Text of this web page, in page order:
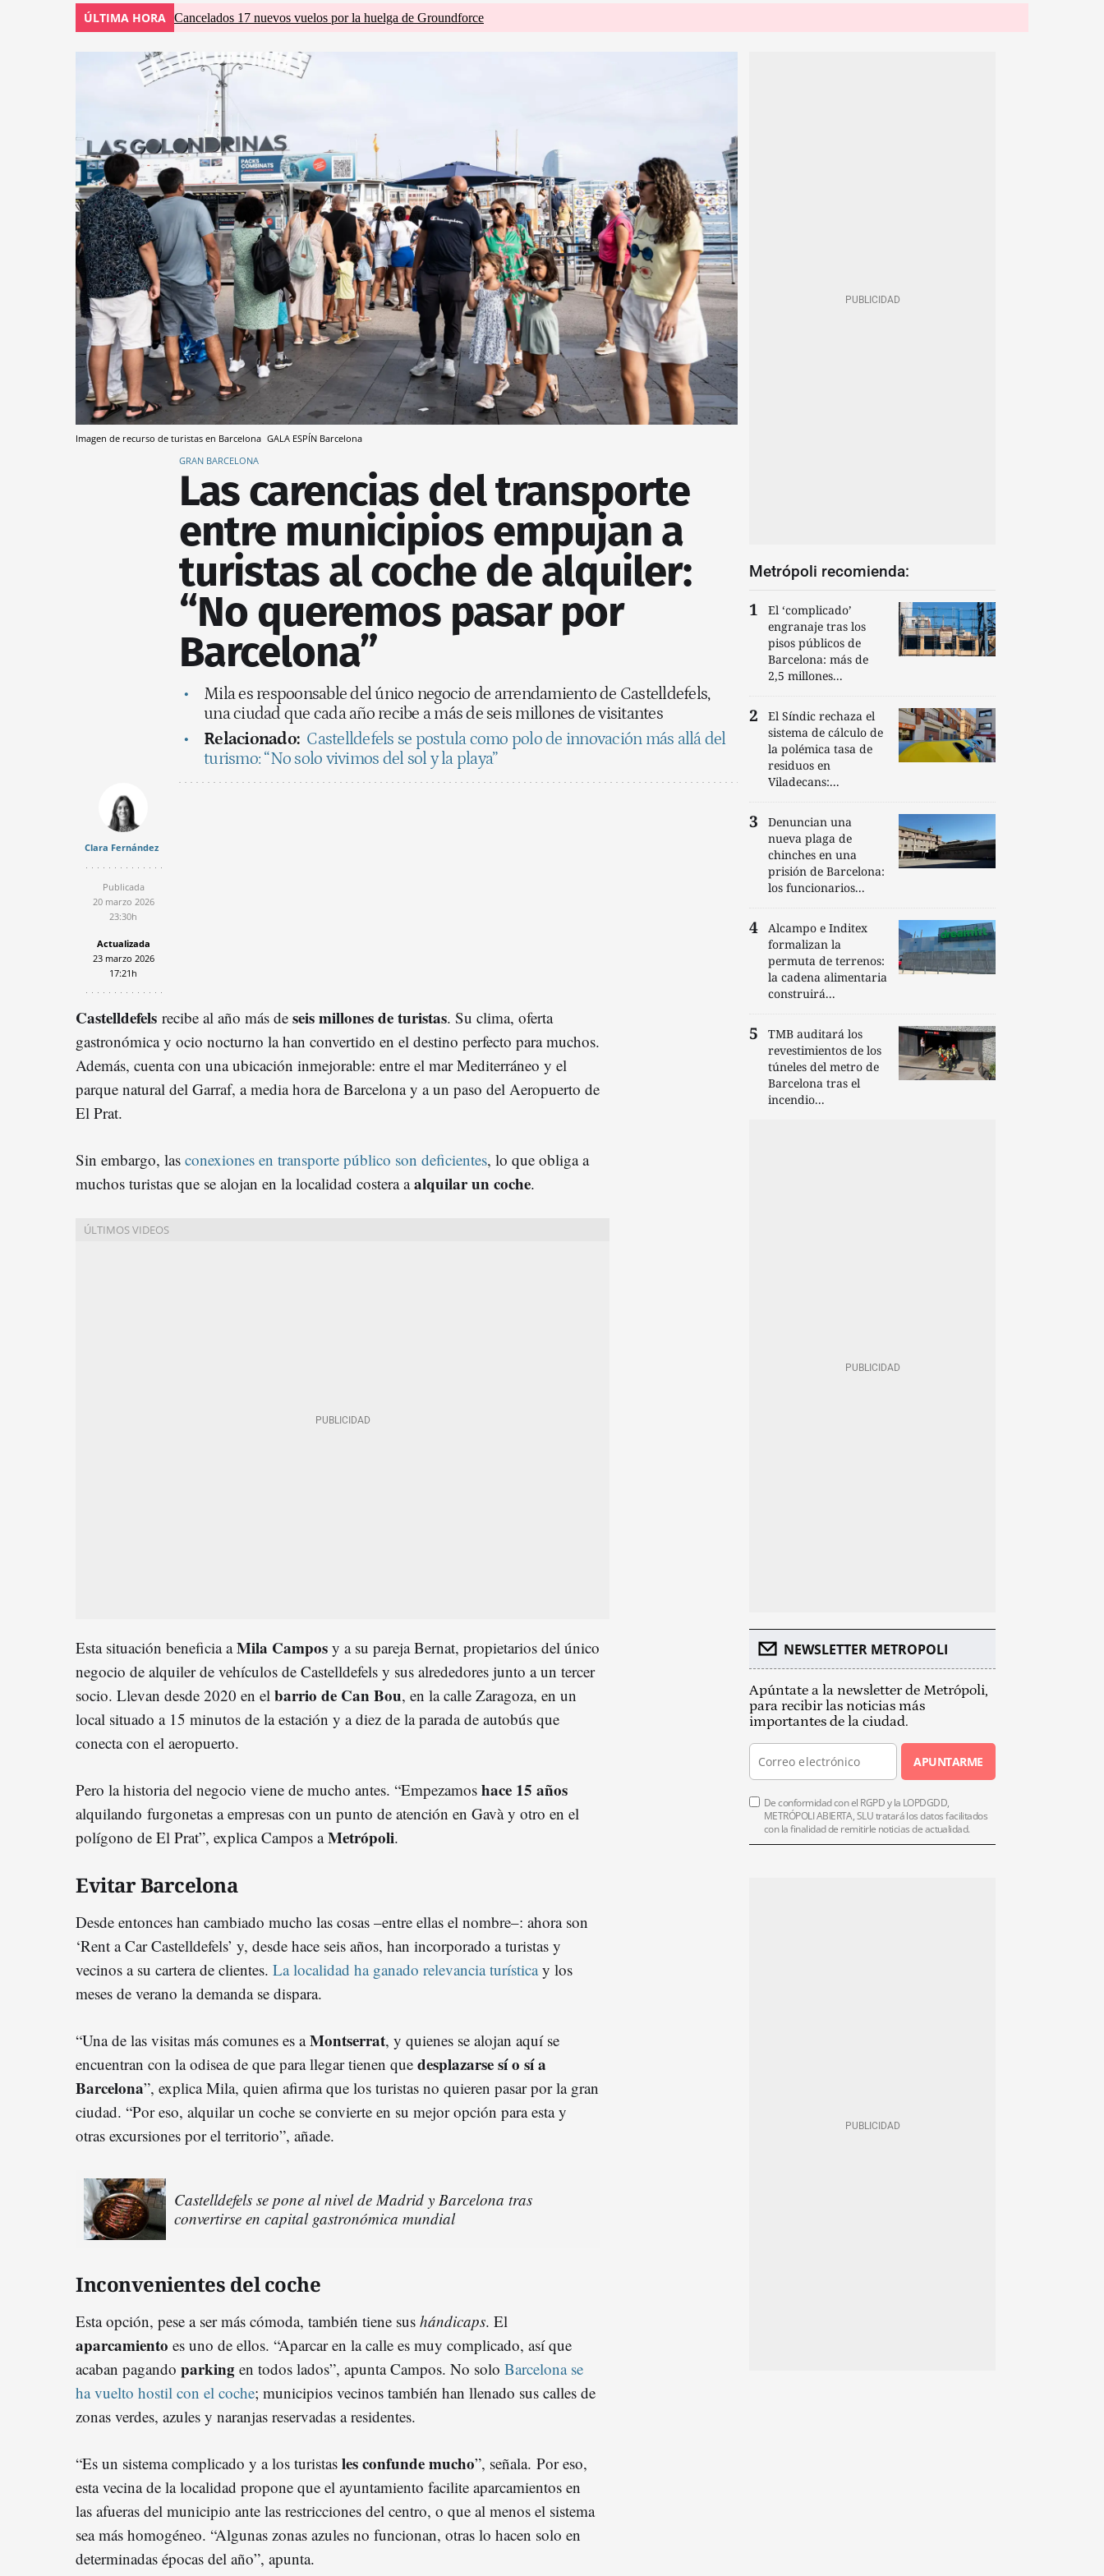
ÚLTIMA HORA Cancelados 17 nuevos vuelos por la huelga de Groundforce
Imagen de recurso de turistas en Barcelona GALA ESPÍN Barcelona
GRAN BARCELONA
Las carencias del transporte
entre municipios empujan a
turistas al coche de alquiler:
“No queremos pasar por
Barcelona”
Mila es respoonsable del único negocio de arrendamiento de Castelldefels,
una ciudad que cada año recibe a más de seis millones de visitantes
Relacionado: Castelldefels se postula como polo de innovación más allá del
turismo: “No solo vivimos del sol y la playa”
Clara Fernández
Publicada
20 marzo 2026
23:30h
Actualizada
23 marzo 2026
17:21h
Castelldefels recibe al año más de seis millones de turistas. Su clima, oferta
gastronómica y ocio nocturno la han convertido en el destino perfecto para muchos.
Además, cuenta con una ubicación inmejorable: entre el mar Mediterráneo y el
parque natural del Garraf, a media hora de Barcelona y a un paso del Aeropuerto de
El Prat.
Sin embargo, las conexiones en transporte público son deficientes, lo que obliga a
muchos turistas que se alojan en la localidad costera aalquilar un coche.
Esta situación beneficia aMila Campos y a su pareja Bernat, propietarios del único
negocio de alquiler de vehículos de Castelldefels y sus alrededores junto a un tercer
socio. Llevan desde 2020 en el barrio de Can Bou, en la calle Zaragoza, en un
local situado a 15 minutos de la estación y a diez de la parada de autobús que
conecta con el aeropuerto.
Pero la historia del negocio viene de mucho antes. “Empezamos hace 15 años
alquilando furgonetas a empresas con un punto de atención en Gavà y otro en el
polígono de El Prat”, explica Campos aMetrópoli.
Evitar Barcelona
Desde entonces han cambiado mucho las cosas –entre ellas el nombre–: ahora son
‘Rent a Car Castelldefels’ y, desde hace seis años, han incorporado a turistas y
vecinos a su cartera de clientes. La localidad ha ganado relevancia turísticay los
meses de verano la demanda se dispara.
“Una de las visitas más comunes es aMontserrat, y quienes se alojan aquí se
encuentran con la odisea de que para llegar tienen que desplazarse sí o sí a
Barcelona”, explica Mila, quien afirma que los turistas no quieren pasar por la gran
ciudad. “Por eso, alquilar un coche se convierte en su mejor opción para esta y
otras excursiones por el territorio”, añade.
Castelldefels se pone al nivel de Madrid y Barcelona tras
convertirse en capital gastronómica mundial
Inconvenientes del coche
Esta opción, pese a ser más cómoda, también tiene sus hándicaps. El
aparcamiento es uno de ellos. “Aparcar en la calle es muy complicado, así que
acaban pagando parking en todos lados”, apunta Campos. No solo Barcelona se
ha vuelto hostil con el coche; municipios vecinos también han llenado sus calles de
zonas verdes, azules y naranjas reservadas a residentes.
“Es un sistema complicado y a los turistas les confunde mucho”, señala. Por eso,
esta vecina de la localidad propone que el ayuntamiento facilite aparcamientos en
las afueras del municipio ante las restricciones del centro, o que al menos el sistema
sea más homogéneo. “Algunas zonas azules no funcionan, otras lo hacen solo en
determinadas épocas del año”, apunta.
Metrópoli recomienda:
El ‘complicado’
engranaje tras los
pisos públicos de
Barcelona: más de
2,5 millones...
El Síndic rechaza el
sistema de cálculo de
la polémica tasa de
residuos en
Viladecans:...
Denuncian una
nueva plaga de
chinches en una
prisión de Barcelona:
los funcionarios...
Alcampo e Inditex
formalizan la
permuta de terrenos:
la cadena alimentaria
construirá...
TMB auditará los
revestimientos de los
túneles del metro de
Barcelona tras el
incendio...
NEWSLETTER METROPOLI
Apúntate a la newsletter de Metrópoli,
para recibir las noticias más
importantes de la ciudad.
APUNTARME
De conformidad con el RGPD y la LOPDGDD,
METRÓPOLI ABIERTA, SLU tratará los datos facilitados
con la finalidad de remitirle noticias de actualidad.